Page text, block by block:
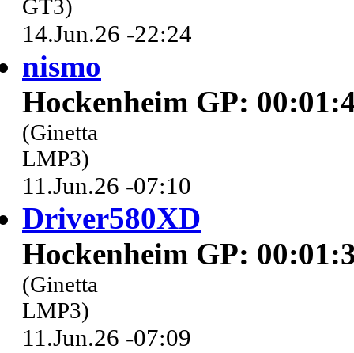
GT3)
14.Jun.26 -22:24
nismo
Hockenheim GP:
(Ginetta
LMP3)
11.Jun.26 -07:10
Driver580XD
Hockenheim GP:
(Ginetta
LMP3)
11.Jun.26 -07:09